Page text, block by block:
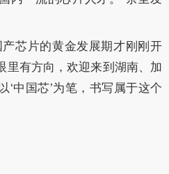
产芯片的黄金发展期才刚刚开
里有方向，欢迎来到湖南、加
‘中国芯’为笔，书写属于这个